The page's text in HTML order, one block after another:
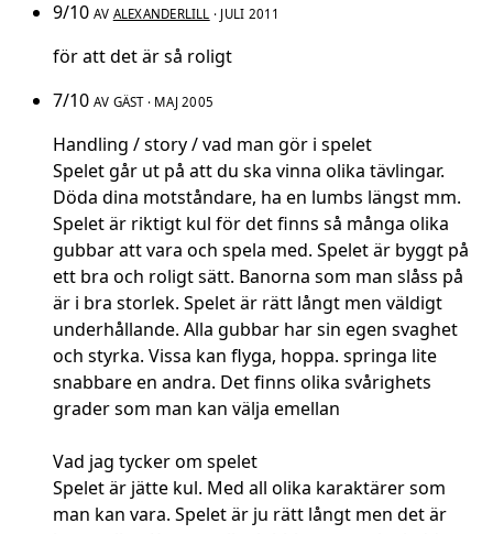
9/10 AV ALEXANDERLILL · JULI 2011
för att det är så roligt
7/10 AV GÄST · MAJ 2005
Handling / story / vad man gör i spelet
Spelet går ut på att du ska vinna olika tävlingar.
Döda dina motståndare, ha en lumbs längst mm.
Spelet är riktigt kul för det finns så många olika
gubbar att vara och spela med. Spelet är byggt på
ett bra och roligt sätt. Banorna som man slåss på
är i bra storlek. Spelet är rätt långt men väldigt
underhållande. Alla gubbar har sin egen svaghet
och styrka. Vissa kan flyga, hoppa. springa lite
snabbare en andra. Det finns olika svårighets
grader som man kan välja emellan
Vad jag tycker om spelet
Spelet är jätte kul. Med all olika karaktärer som
man kan vara. Spelet är ju rätt långt men det är